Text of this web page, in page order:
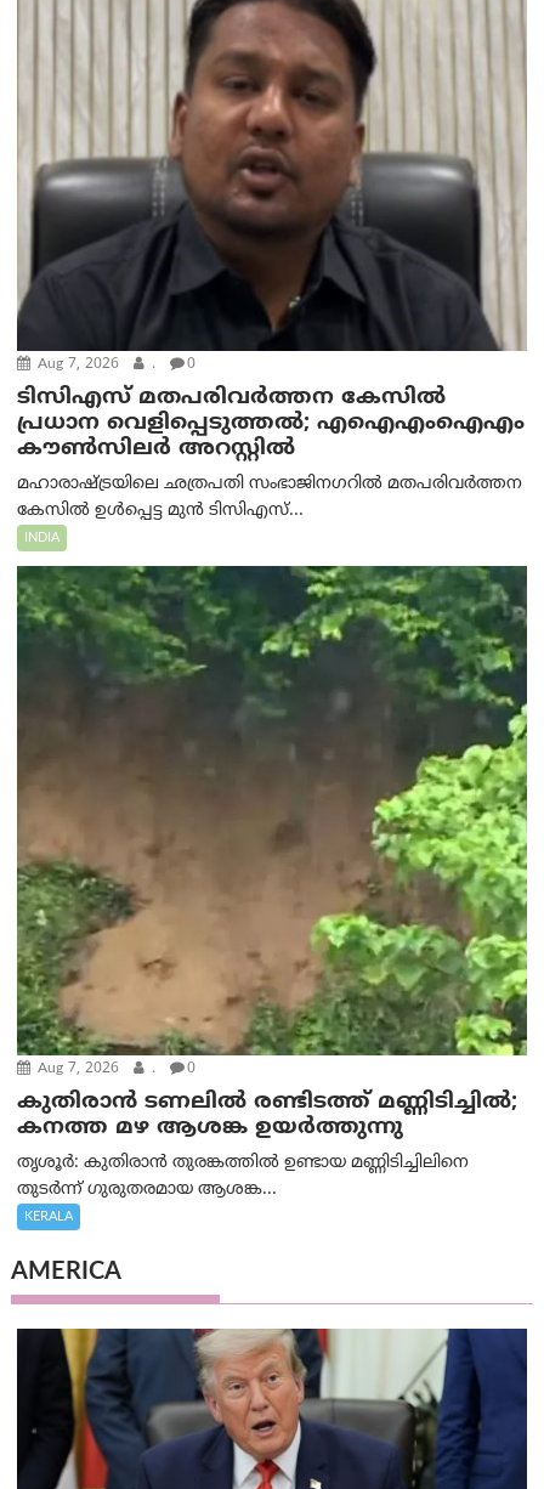
Aug 7, 2026 . 0
ടിസിഎസ് മതപരിവർത്തന കേസിൽ
പ്രധാന വെളിപ്പെടുത്തൽ; എഐഎംഐഎം
കൗൺസിലർ അറസ്റ്റിൽ
മഹാരാഷ്ട്രയിലെ ഛത്രപതി സംഭാജിനഗറിൽ മതപരിവർത്തന
കേസിൽ ഉൾപ്പെട്ട മുൻ ടിസിഎസ്...
INDIA
Aug 7, 2026 . 0
കുതിരാൻ ടണലിൽ രണ്ടിടത്ത് മണ്ണിടിച്ചിൽ;
കനത്ത മഴ ആശങ്ക ഉയർത്തുന്നു
തൃശൂർ: കുതിരാൻ തുരങ്കത്തിൽ ഉണ്ടായ മണ്ണിടിച്ചിലിനെ
തുടർന്ന് ഗുരുതരമായ ആശങ്ക...
KERALA
AMERICA